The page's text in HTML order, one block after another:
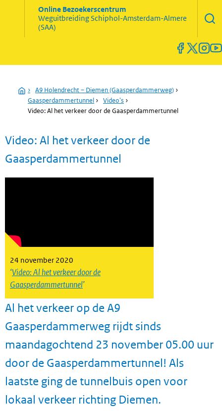
Online Bezoekerscentrum
WeguitbreidingSchiphol-Amsterdam-Almere
(SAA)
Home
› A9 Holendrecht – Diemen (Gaasperdammerweg) ›
Gaasperdammertunnel › Video's ›
Video: Al het verkeer door de Gaasperdammertunnel
Video: Al het verkeer door de
Gaasperdammertunnel
24 november 2020
Video: Al het verkeer door de
Gaasperdammertunnel
Al het verkeer op de A9
Gaasperdammerweg rijdt sinds
maandagochtend 23 november 05.00 uur
door de Gaasperdammertunnel! Als
laatste ging de tunnelbuis open voor
lokaal verkeer richting Diemen.